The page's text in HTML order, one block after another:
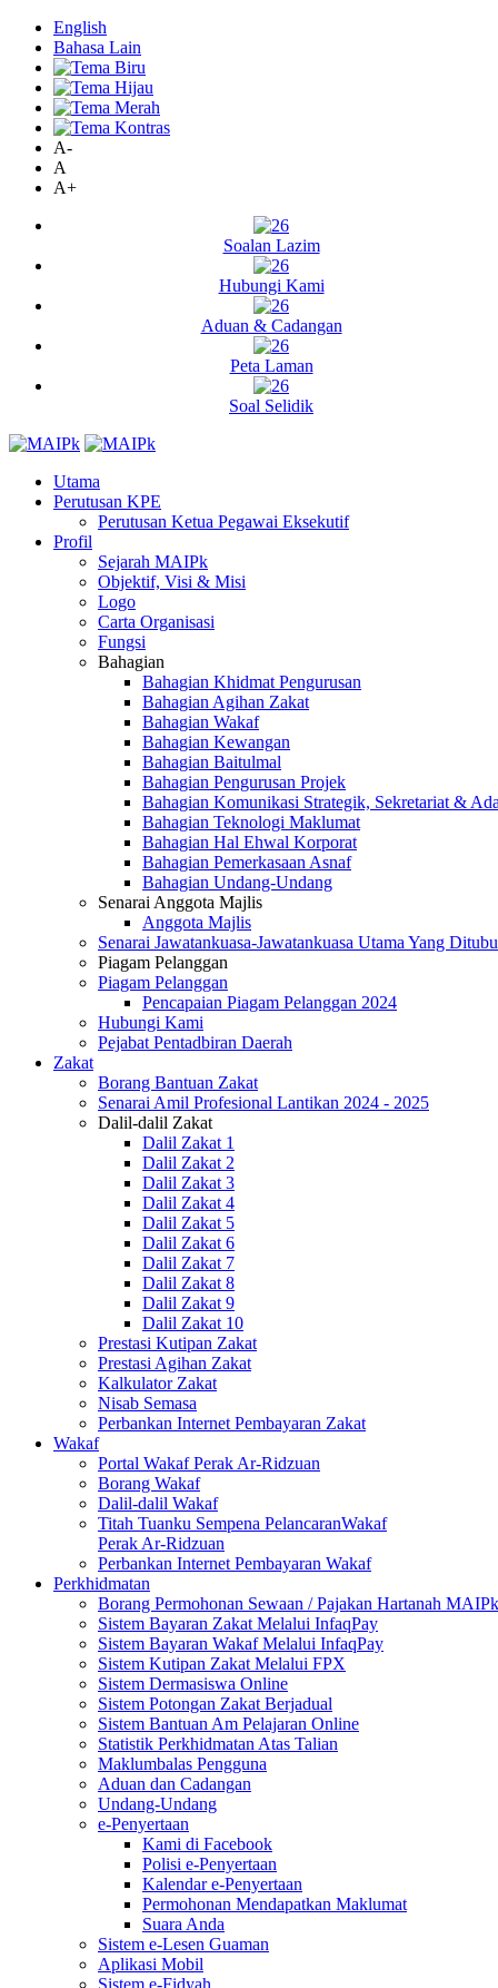
English
Bahasa Lain
A-
A
A+
Soalan Lazim
Hubungi Kami
Aduan & Cadangan
Peta Laman
Soal Selidik
Utama
Perutusan KPE
Perutusan Ketua Pegawai Eksekutif
Profil
Sejarah MAIPk
Objektif, Visi & Misi
Logo
Carta Organisasi
Fungsi
Bahagian
Bahagian Khidmat Pengurusan
Bahagian Agihan Zakat
Bahagian Wakaf
Bahagian Kewangan
Bahagian Baitulmal
Bahagian Pengurusan Projek
Bahagian Komunikasi Strategik, Sekretariat &
Bahagian Teknologi Maklumat
Bahagian Hal Ehwal Korporat
Bahagian Pemerkasaan Asnaf
Bahagian Undang-Undang
Senarai Anggota Majlis
Anggota Majlis
Senarai Jawatankuasa-Jawatankuasa Utama Yang
Piagam Pelanggan
Piagam Pelanggan
Pencapaian Piagam Pelanggan 2024
Hubungi Kami
Pejabat Pentadbiran Daerah
Zakat
Borang Bantuan Zakat
Senarai Amil Profesional Lantikan 2024 - 2025
Dalil-dalil Zakat
Dalil Zakat 1
Dalil Zakat 2
Dalil Zakat 3
Dalil Zakat 4
Dalil Zakat 5
Dalil Zakat 6
Dalil Zakat 7
Dalil Zakat 8
Dalil Zakat 9
Dalil Zakat 10
Prestasi Kutipan Zakat
Prestasi Agihan Zakat
Kalkulator Zakat
Nisab Semasa
Perbankan Internet Pembayaran Zakat
Wakaf
Portal Wakaf Perak Ar-Ridzuan
Borang Wakaf
Dalil-dalil Wakaf
Titah Tuanku Sempena PelancaranWakaf
Perak Ar-Ridzuan
Perbankan Internet Pembayaran Wakaf
Perkhidmatan
Borang Permohonan Sewaan / Pajakan Hartanah MAIPk
Sistem Bayaran Zakat Melalui InfaqPay
Sistem Bayaran Wakaf Melalui InfaqPay
Sistem Kutipan Zakat Melalui FPX
Sistem Dermasiswa Online
Sistem Potongan Zakat Berjadual
Sistem Bantuan Am Pelajaran Online
Statistik Perkhidmatan Atas Talian
Maklumbalas Pengguna
Aduan dan Cadangan
Undang-Undang
e-Penyertaan
Kami di Facebook
Polisi e-Penyertaan
Kalendar e-Penyertaan
Permohonan Mendapatkan Maklumat
Suara Anda
Sistem e-Lesen Guaman
Aplikasi Mobil
Sistem e-Fidyah